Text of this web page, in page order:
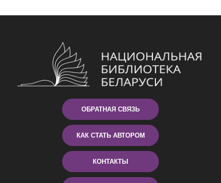
ОБРАТНАЯ СВЯЗЬ
КАК СТАТЬ АВТОРОМ
КОНТАКТЫ